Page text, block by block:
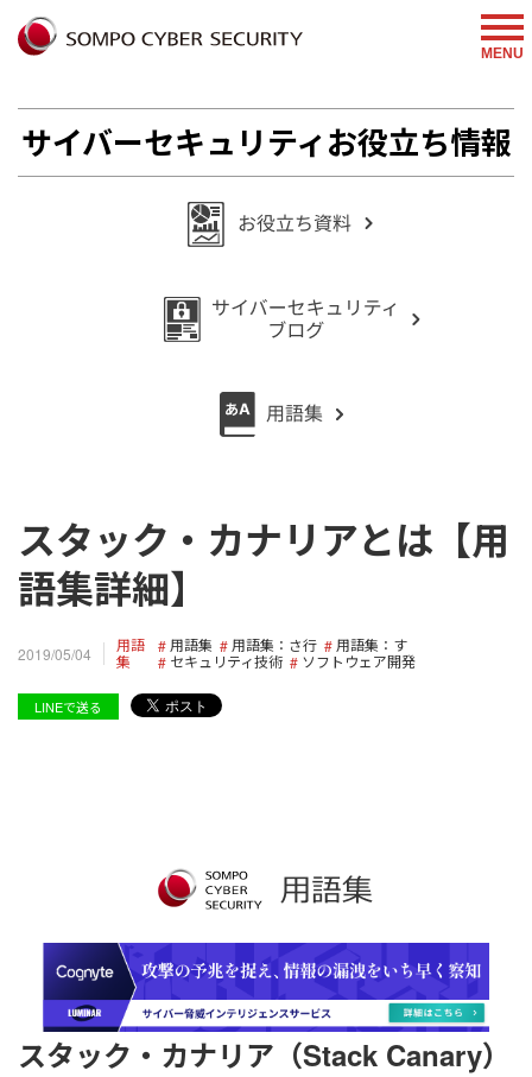
MENU
サイバーセキュリティお役立ち情報
スタック・カナリアとは【用
語集詳細】
2019/05/04
用語
集
用語集 用語集：さ行
用語集：す
セキュリティ技術
ソフトウェア開発
LINEで送る
スタック・カナリア（Stack Canary）